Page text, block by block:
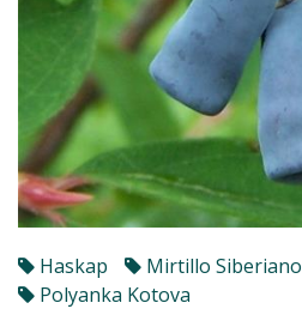
Haskap Mirtillo Siberiano
Polyanka Kotova